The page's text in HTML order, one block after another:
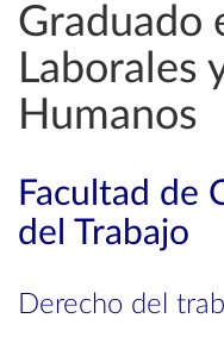
Graduado
Laborales
Humanos
Facultad de
del Trabajo
Derecho del